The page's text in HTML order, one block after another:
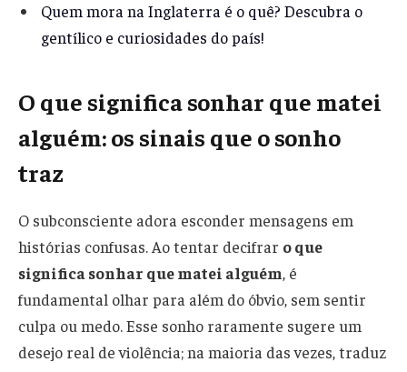
Quem mora na Inglaterra é o quê? Descubra o
gentílico e curiosidades do país!
O que significa sonhar que matei
alguém: os sinais que o sonho
traz
O subconsciente adora esconder mensagens em
histórias confusas. Ao tentar decifrar o que
significa sonhar que matei alguém, é
fundamental olhar para além do óbvio, sem sentir
culpa ou medo. Esse sonho raramente sugere um
desejo real de violência; na maioria das vezes, traduz